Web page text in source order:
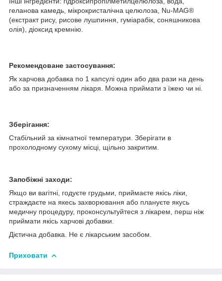
геланова камедь, мікрокристалічна целюлоза, Nu-MAG®
(екстракт рису, рисове лушпиння, гуміарабік, соняшникова
олія), діоксид кремнію.
Рекомендоване застосування:
Як харчова добавка по 1 капсулі один або два рази на день
або за призначенням лікаря. Можна приймати з їжею чи ні.
Зберігання:
Стабільний за кімнатної температури. Зберігати в
прохолодному сухому місці, щільно закритим.
Запобіжні заходи:
Якщо ви вагітні, годуєте грудьми, приймаєте якісь ліки,
страждаєте на якесь захворювання або плануєте якусь
медичну процедуру, проконсультуйтеся з лікарем, перш ніж
приймати якісь харчові добавки.
Дієтична добавка. Не є лікарським засобом.
Приховати